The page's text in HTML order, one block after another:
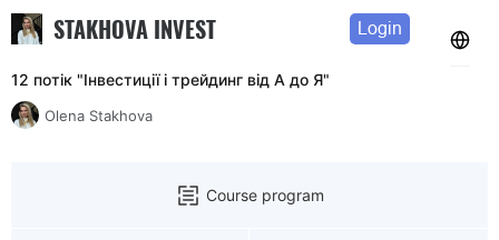
STAKHOVA INVEST Login
12 потік "Інвестиції і трейдинг від А до Я"
Olena Stakhova
Course program